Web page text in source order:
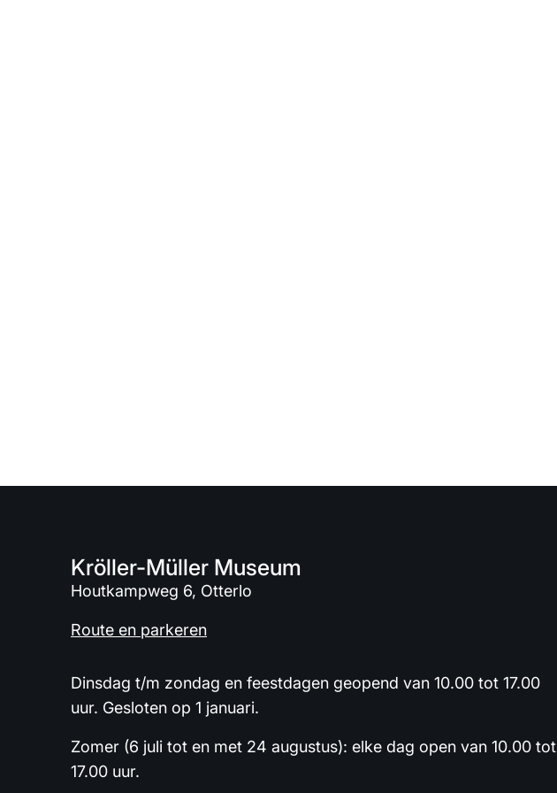
Kröller-Müller Museum
Houtkampweg 6, Otterlo
Route en parkeren
Dinsdag t/m zondag en feestdagen geopend van 10.00 tot 17.00
uur. Gesloten op 1 januari.
Zomer (6 juli tot en met 24 augustus): elke dag open van 10.00 tot
17.00 uur.